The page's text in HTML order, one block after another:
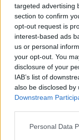
targeted advertising
section to confirm
opt-out request is
interest-based ads
us or personal
your opt-out. You
disclosure of your
IAB’s list of
also be disclosed
Downstream
Personal Data